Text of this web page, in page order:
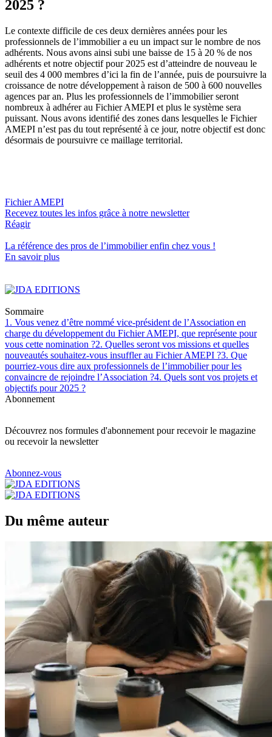
2025 ?
Le contexte difficile de ces deux dernières années pour les
professionnels de l’immobilier a eu un impact sur le nombre de nos
adhérents. Nous avons ainsi subi une baisse de 15 à 20 % de nos
adhérents et notre objectif pour 2025 est d’atteindre de nouveau le
seuil des 4 000 membres d’ici la fin de l’année, puis de poursuivre la
croissance de notre développement à raison de 500 à 600 nouvelles
agences par an. Plus les professionnels de l’immobilier seront
nombreux à adhérer au Fichier AMEPI et plus le système sera
puissant. Nous avons identifié des zones dans lesquelles le Fichier
AMEPI n’est pas du tout représenté à ce jour, notre objectif est donc
désormais de poursuivre ce maillage territorial.
Fichier AMEPI
Recevez toutes les infos grâce à notre newsletter
Réagir
La référence des pros de l’immobilierenfin chez vous !
En savoir plus
Sommaire
1. Vous venez d’être nommé vice-président de l’Association en
charge du développement du Fichier AMEPI, que représente pour
vous cette nomination ?2. Quelles seront vos missions et quelles
nouveautés souhaitez-vous insuffler au Fichier AMEPI ?3. Que
pourriez-vous dire aux professionnels de l’immobilier pour les
convaincre de rejoindre l’Association ?4. Quels sont vos projets et
objectifs pour 2025 ?
Abonnement
Découvrez nos formules d'abonnement pour recevoir le magazine
ou recevoir la newsletter
Abonnez-vous
Du même auteur